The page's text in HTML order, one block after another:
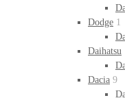
Dodge 1
Daihatsu
Dacia 9